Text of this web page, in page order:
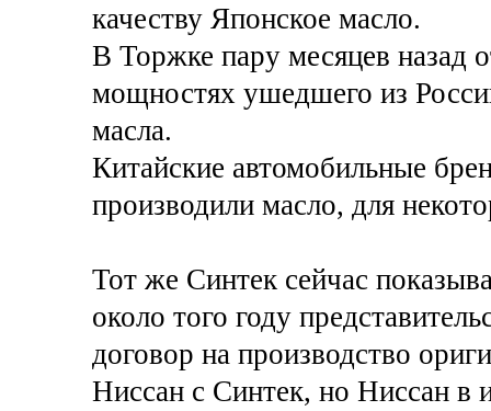
качеству Японское масло.
В Торжке пару месяцев назад
мощностях ушедшего из
масла.
Китайские автомобильные
производили масло, для
Тот же Синтек сейчас
около того году
договор на производство
Ниссан с Синтек, но Ниссан в